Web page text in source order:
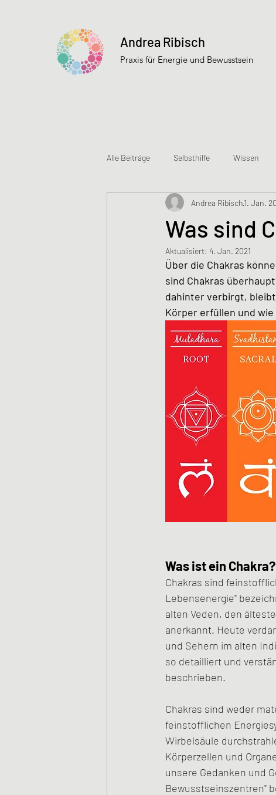
Andrea Ribisch
Praxis für Energie und Bewusstsein
Alle Beiträge Selbsthilfe Wissen
Dramadynamik Mindset
Was sind
Andrea Ribisch1. Jan.
Aktualisiert: 4. Jan. 2021
Über die Chakras
sind Chakras
dahinter verbirgt,
Körper erfüllen und
Was ist ein Chakra?
Chakras sind
Lebensenergie"
alten Veden, den
anerkannt. Heute
und Sehern im alten
so detailliert und
beschrieben.
Chakras sind weder
feinstofflichen
Wirbelsäule
Körperzellen und
unsere Gedanken und
Bewusstseinszentren"